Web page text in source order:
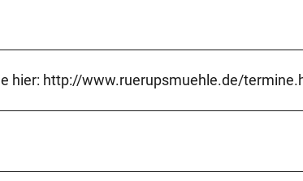
hier: http://www.ruerupsmuehle.de/